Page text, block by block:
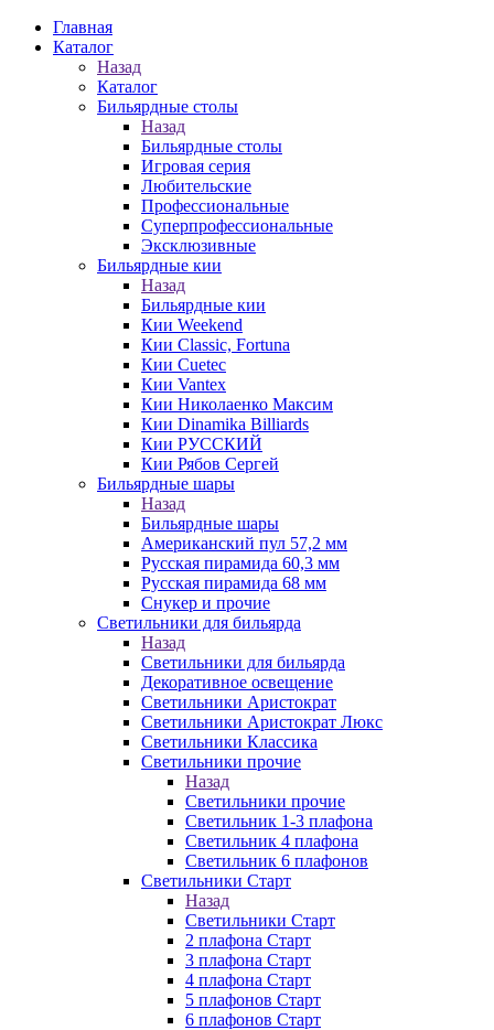
Главная
Каталог
Назад
Каталог
Бильярдные столы
Назад
Бильярдные столы
Игровая серия
Любительские
Профессиональные
Суперпрофессиональные
Эксклюзивные
Бильярдные кии
Назад
Бильярдные кии
Кии Weekend
Кии Classic, Fortuna
Кии Cuetec
Кии Vantex
Кии Николаенко Максим
Кии Dinamika Billiards
Кии РУССКИЙ
Кии Рябов Сергей
Бильярдные шары
Назад
Бильярдные шары
Американский пул 57,2 мм
Русская пирамида 60,3 мм
Русская пирамида 68 мм
Снукер и прочие
Светильники для бильярда
Назад
Светильники для бильярда
Декоративное освещение
Светильники Аристократ
Светильники Аристократ Люкс
Светильники Классика
Светильники прочие
Назад
Светильники прочие
Светильник 1-3 плафона
Светильник 4 плафона
Светильник 6 плафонов
Светильники Старт
Назад
Светильники Старт
2 плафона Старт
3 плафона Старт
4 плафона Старт
5 плафонов Старт
6 плафонов Старт